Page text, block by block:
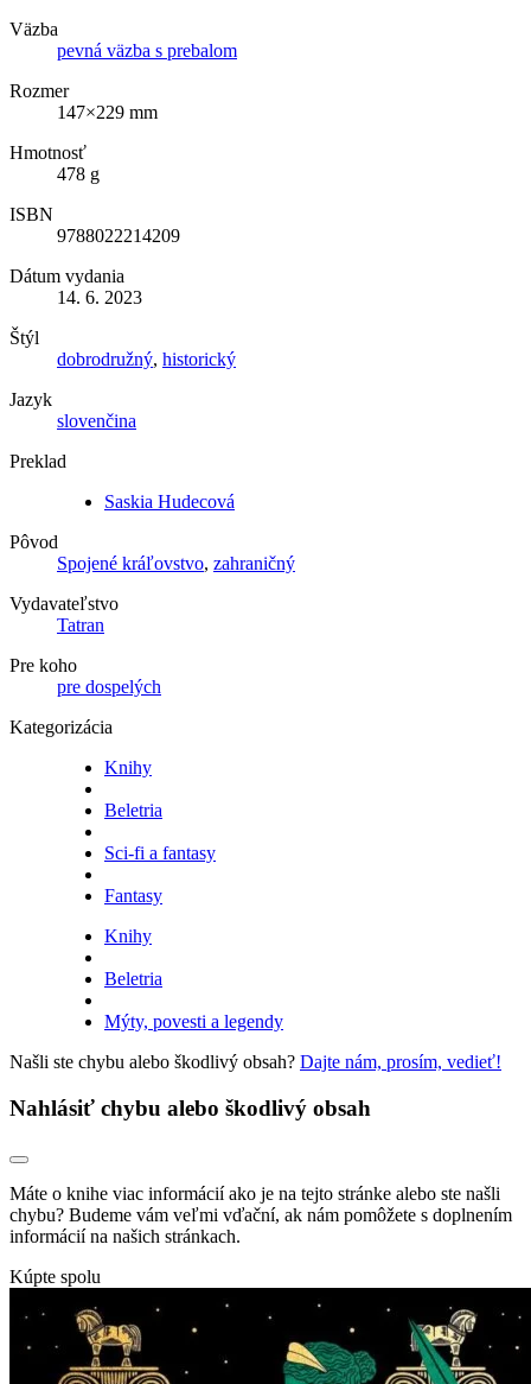
Väzba
pevná väzba s prebalom
Rozmer
147×229 mm
Hmotnosť
478 g
ISBN
9788022214209
Dátum vydania
14. 6. 2023
Štýl
dobrodružný, historický
Jazyk
slovenčina
Preklad
Saskia Hudecová
Pôvod
Spojené kráľovstvo, zahraničný
Vydavateľstvo
Tatran
Pre koho
pre dospelých
Kategorizácia
Knihy
Beletria
Sci-fi a fantasy
Fantasy
Knihy
Beletria
Mýty, povesti a legendy
Našli ste chybu alebo škodlivý obsah? Dajte nám, prosím, vedieť!
Nahlásiť chybu alebo škodlivý obsah
Máte o knihe viac informácií ako je na tejto stránke alebo ste našli
chybu? Budeme vám veľmi vďační, ak nám pomôžete s doplnením
informácií na našich stránkach.
Kúpte spolu